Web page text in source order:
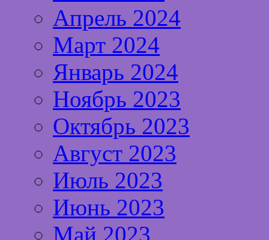
Апрель 2024
Март 2024
Январь 2024
Ноябрь 2023
Октябрь 2023
Август 2023
Июль 2023
Июнь 2023
Май 2023